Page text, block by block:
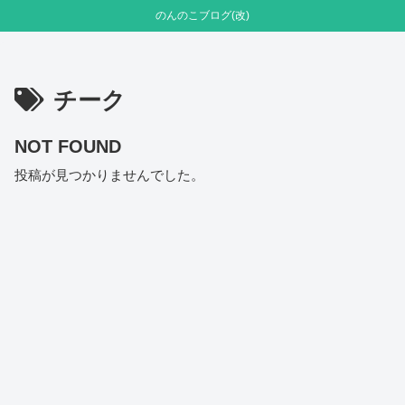
のんのこブログ(改)
チーク
NOT FOUND
投稿が見つかりませんでした。